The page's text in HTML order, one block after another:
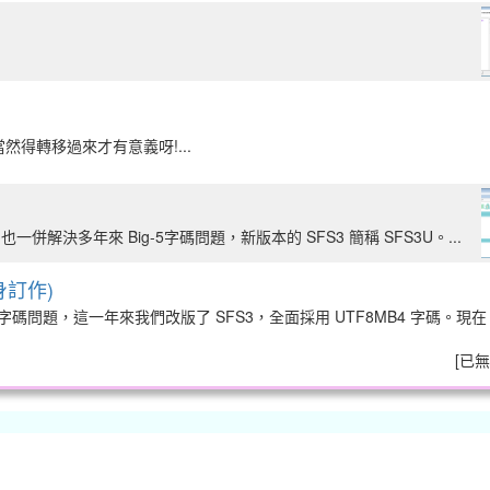
得轉移過來才有意義呀!...
一併解決多年來 Big-5字碼問題，新版本的 SFS3 簡稱 SFS3U。...
訂作)
問題，這一年來我們改版了 SFS3，全面採用 UTF8MB4 字碼。現
[已